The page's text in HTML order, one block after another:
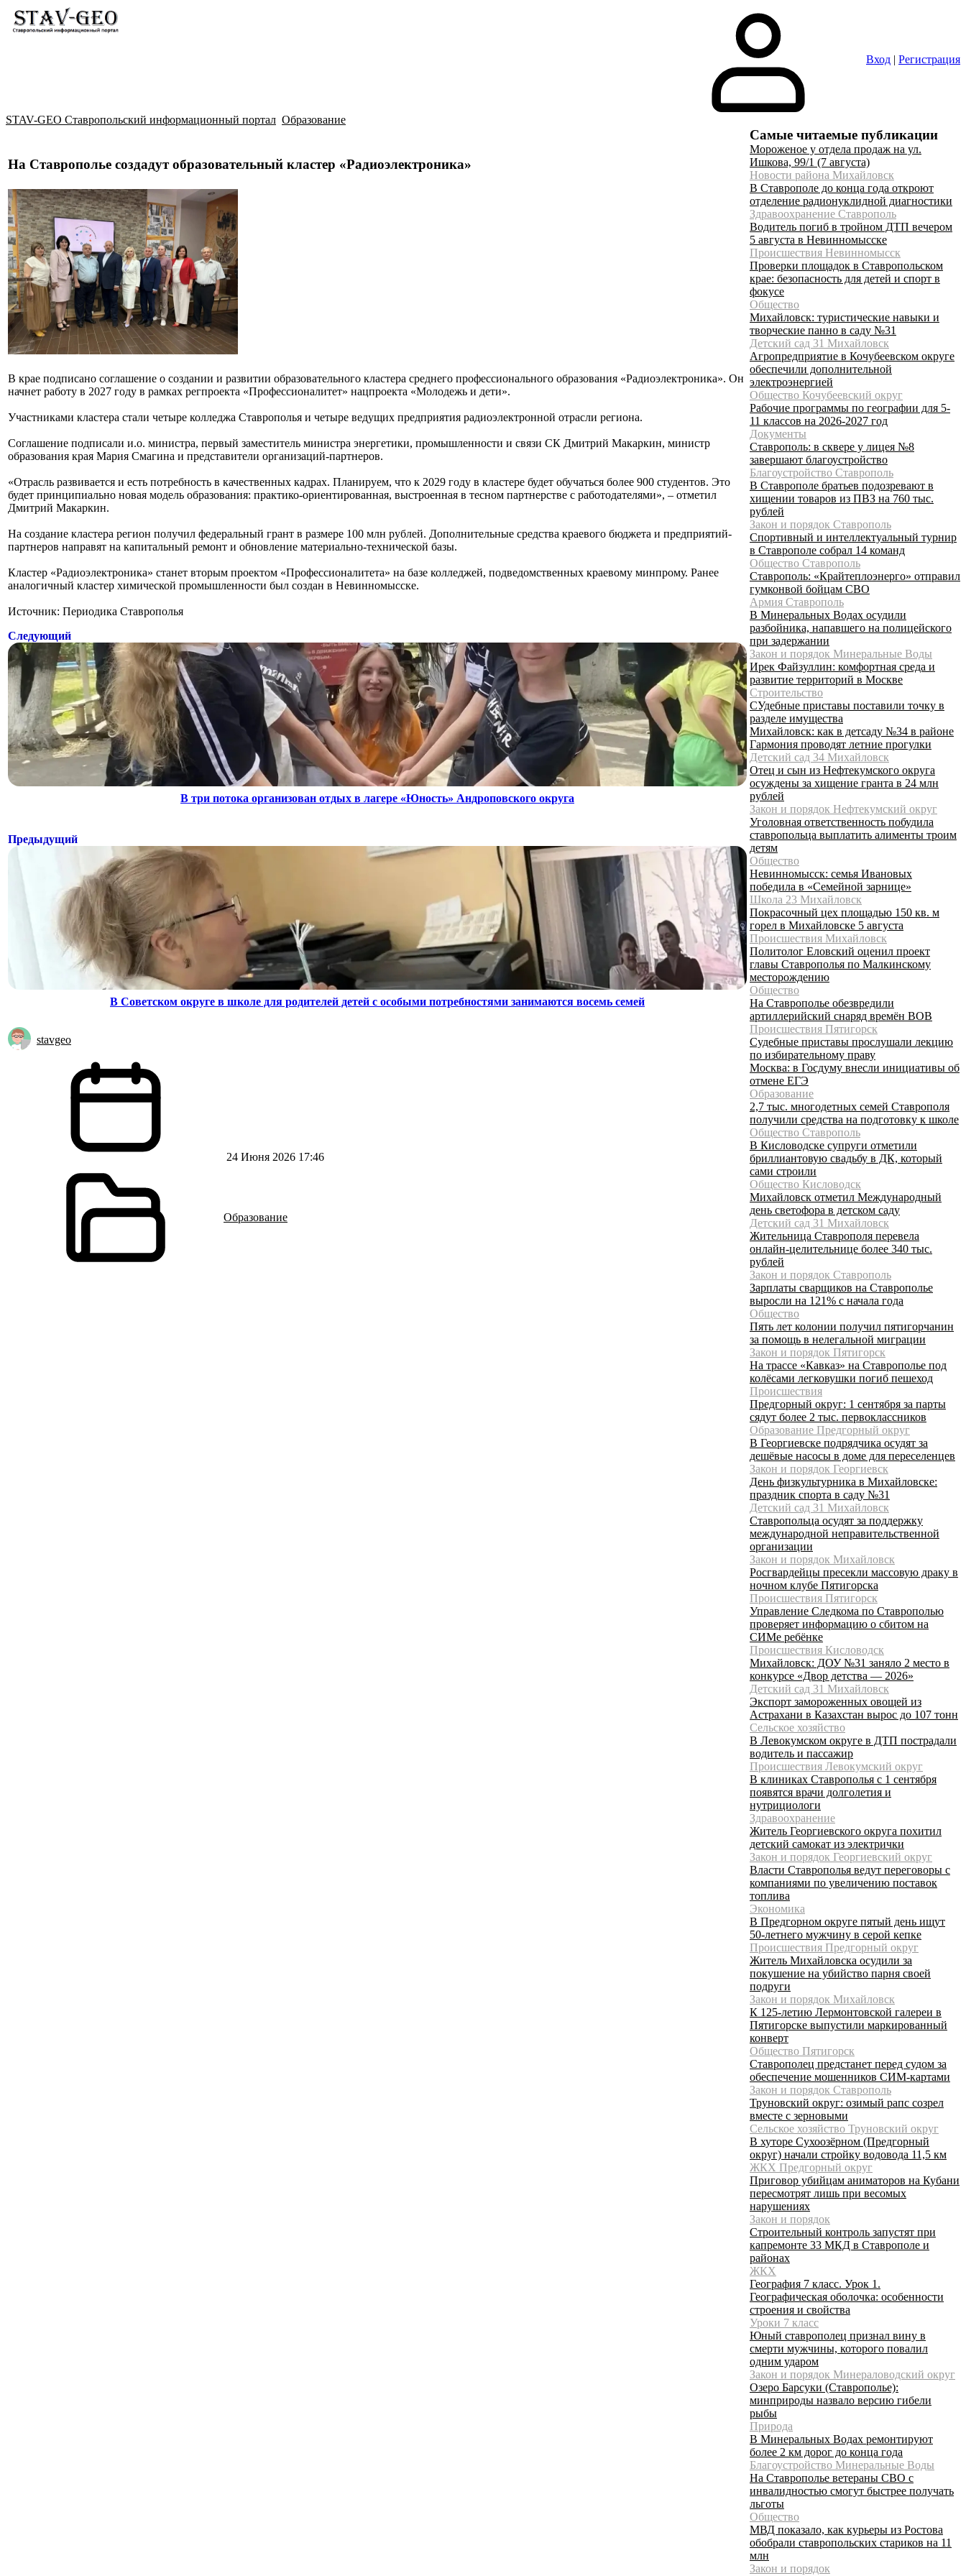
Вход | Регистрация
STAV-GEO Ставропольский информационный портал Образование
На Ставрополье создадут образовательный кластер «Радиоэлектроника»
В крае подписано соглашение о создании и развитии образовательного кластера среднего профессионального образования «Радиоэлектроника». Он
начнет работу в 2027 году в рамках регпроекта «Профессионалитет» нацпроекта «Молодежь и дети».
Участниками кластера стали четыре колледжа Ставрополья и четыре ведущих предприятия радиоэлектронной отрасли региона.
Соглашение подписали и.о. министра, первый заместитель министра энергетики, промышленности и связи СК Дмитрий Макаркин, министр
образования края Мария Смагина и представители организаций-партнеров.
«Отрасль развивается и есть потребность в качественных кадрах. Планируем, что к 2029 году в кластере будет обучаться более 900 студентов. Это
будет принципиально новая модель образования: практико-ориентированная, выстроенная в тесном партнерстве с работодателями», – отметил
Дмитрий Макаркин.
На создание кластера регион получил федеральный грант в размере 100 млн рублей. Дополнительные средства краевого бюджета и предприятий-
партнеров направят на капитальный ремонт и обновление материально-технической базы.
Кластер «Радиоэлектроника» станет вторым проектом «Профессионалитета» на базе колледжей, подведомственных краевому минпрому. Ранее
аналогичный кластер химической промышленности был создан в Невинномысске.
Источник: Периодика Ставрополья
Следующий
В три потока организован отдых в лагере «Юность» Андроповского округа
Предыдущий
В Советском округе в школе для родителей детей с особыми потребностями занимаются восемь семей
stavgeo
24 Июня 2026 17:46
Образование
Самые читаемые публикации
Мороженое у отдела продаж на ул.
Ишкова, 99/1 (7 августа)
Новости района Михайловск
В Ставрополе до конца года откроют
отделение радионуклидной диагностики
Здравоохранение Ставрополь
Водитель погиб в тройном ДТП вечером
5 августа в Невинномысске
Происшествия Невинномысск
Проверки площадок в Ставропольском
крае: безопасность для детей и спорт в
фокусе
Общество
Михайловск: туристические навыки и
творческие панно в саду №31
Детский сад 31 Михайловск
Агропредприятие в Кочубеевском округе
обеспечили дополнительной
электроэнергией
Общество Кочубеевский округ
Рабочие программы по географии для 5-
11 классов на 2026-2027 год
Документы
Ставрополь: в сквере у лицея №8
завершают благоустройство
Благоустройство Ставрополь
В Ставрополе братьев подозревают в
хищении товаров из ПВЗ на 760 тыс.
рублей
Закон и порядок Ставрополь
Спортивный и интеллектуальный турнир
в Ставрополе собрал 14 команд
Общество Ставрополь
Ставрополь: «Крайтеплоэнерго» отправил
гумконвой бойцам СВО
Армия Ставрополь
В Минеральных Водах осудили
разбойника, напавшего на полицейского
при задержании
Закон и порядок Минеральные Воды
Ирек Файзуллин: комфортная среда и
развитие территорий в Москве
Строительство
СУдебные приставы поставили точку в
разделе имущества
Михайловск: как в детсаду №34 в районе
Гармония проводят летние прогулки
Детский сад 34 Михайловск
Отец и сын из Нефтекумского округа
осуждены за хищение гранта в 24 млн
рублей
Закон и порядок Нефтекумский округ
Уголовная ответственность побудила
ставропольца выплатить алименты троим
детям
Общество
Невинномысск: семья Ивановых
победила в «Семейной зарнице»
Школа 23 Михайловск
Покрасочный цех площадью 150 кв. м
горел в Михайловске 5 августа
Происшествия Михайловск
Политолог Еловский оценил проект
главы Ставрополья по Малкинскому
месторождению
Общество
На Ставрополье обезвредили
артиллерийский снаряд времён ВОВ
Происшествия Пятигорск
Судебные приставы прослушали лекцию
по избирательному праву
Москва: в Госдуму внесли инициативы об
отмене ЕГЭ
Образование
2,7 тыс. многодетных семей Ставрополя
получили средства на подготовку к школе
Общество Ставрополь
В Кисловодске супруги отметили
бриллиантовую свадьбу в ДК, который
сами строили
Общество Кисловодск
Михайловск отметил Международный
день светофора в детском саду
Детский сад 31 Михайловск
Жительница Ставрополя перевела
онлайн-целительнице более 340 тыс.
рублей
Закон и порядок Ставрополь
Зарплаты сварщиков на Ставрополье
выросли на 121% с начала года
Общество
Пять лет колонии получил пятигорчанин
за помощь в нелегальной миграции
Закон и порядок Пятигорск
На трассе «Кавказ» на Ставрополье под
колёсами легковушки погиб пешеход
Происшествия
Предгорный округ: 1 сентября за парты
сядут более 2 тыс. первоклассников
Образование Предгорный округ
В Георгиевске подрядчика осудят за
дешёвые насосы в доме для переселенцев
Закон и порядок Георгиевск
День физкультурника в Михайловске:
праздник спорта в саду №31
Детский сад 31 Михайловск
Ставропольца осудят за поддержку
международной неправительственной
организации
Закон и порядок Михайловск
Росгвардейцы пресекли массовую драку в
ночном клубе Пятигорска
Происшествия Пятигорск
Управление Следкома по Ставрополью
проверяет информацию о сбитом на
СИМе ребёнке
Происшествия Кисловодск
Михайловск: ДОУ №31 заняло 2 место в
конкурсе «Двор детства — 2026»
Детский сад 31 Михайловск
Экспорт замороженных овощей из
Астрахани в Казахстан вырос до 107 тонн
Сельское хозяйство
В Левокумском округе в ДТП пострадали
водитель и пассажир
Происшествия Левокумский округ
В клиниках Ставрополья с 1 сентября
появятся врачи долголетия и
нутрициологи
Здравоохранение
Житель Георгиевского округа похитил
детский самокат из электрички
Закон и порядок Георгиевский округ
Власти Ставрополья ведут переговоры с
компаниями по увеличению поставок
топлива
Экономика
В Предгорном округе пятый день ищут
50-летнего мужчину в серой кепке
Происшествия Предгорный округ
Житель Михайловска осудили за
покушение на убийство парня своей
подруги
Закон и порядок Михайловск
К 125-летию Лермонтовской галереи в
Пятигорске выпустили маркированный
конверт
Общество Пятигорск
Ставрополец предстанет перед судом за
обеспечение мошенников СИМ-картами
Закон и порядок Ставрополь
Труновский округ: озимый рапс созрел
вместе с зерновыми
Сельское хозяйство Труновский округ
В хуторе Сухоозёрном (Предгорный
округ) начали стройку водовода 11,5 км
ЖКХ Предгорный округ
Приговор убийцам аниматоров на Кубани
пересмотрят лишь при весомых
нарушениях
Закон и порядок
Строительный контроль запустят при
капремонте 33 МКД в Ставрополе и
районах
ЖКХ
География 7 класс. Урок 1.
Географическая оболочка: особенности
строения и свойства
Уроки 7 класс
Юный ставрополец признал вину в
смерти мужчины, которого повалил
одним ударом
Закон и порядок Минераловодский округ
Озеро Барсуки (Ставрополье):
минприроды назвало версию гибели
рыбы
Природа
В Минеральных Водах ремонтируют
более 2 км дорог до конца года
Благоустройство Минеральные Воды
На Ставрополье ветераны СВО с
инвалидностью смогут быстрее получать
льготы
Общество
МВД показало, как курьеры из Ростова
обобрали ставропольских стариков на 11
млн
Закон и порядок